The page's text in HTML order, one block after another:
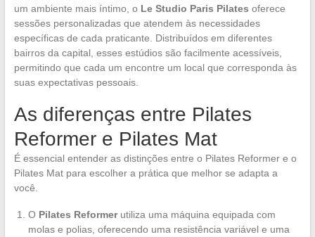
um ambiente mais íntimo, o Le Studio Paris Pilates oferece
sessões personalizadas que atendem às necessidades
específicas de cada praticante. Distribuídos em diferentes
bairros da capital, esses estúdios são facilmente acessíveis,
permitindo que cada um encontre um local que corresponda às
suas expectativas pessoais.
As diferenças entre Pilates
Reformer e Pilates Mat
É essencial entender as distinções entre o Pilates Reformer e o
Pilates Mat para escolher a prática que melhor se adapta a
você.
O Pilates Reformerutiliza uma máquina equipada com
molas e polias, oferecendo uma resistência variável e uma